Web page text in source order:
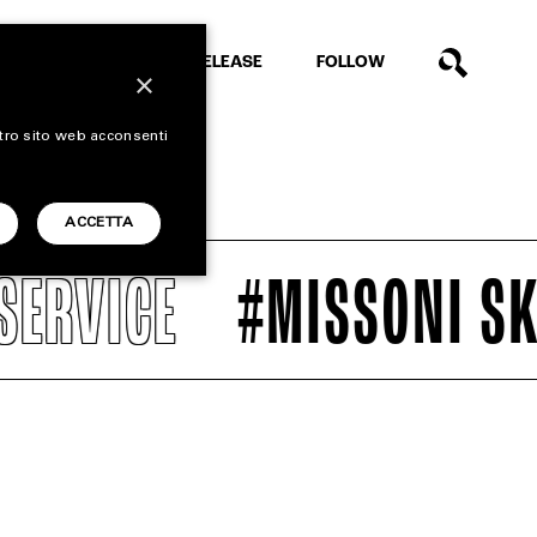
RELEASE FOLLOW
#MISSONI SKY
×
sito web acconsenti
ACCETTA